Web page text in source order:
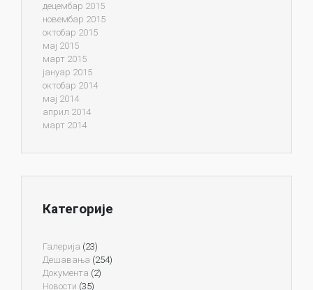
децембар 2015
новембар 2015
октобар 2015
мај 2015
март 2015
јануар 2015
октобар 2014
мај 2014
април 2014
март 2014
Категорије
Галерија (23)
Дешавања (254)
Документа (2)
Новости (35)